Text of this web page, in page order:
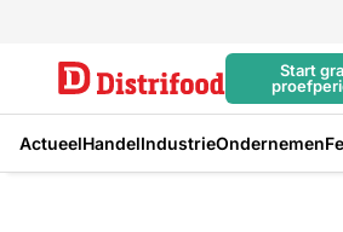
Start
ActueelHandelIndustrieOndernemen